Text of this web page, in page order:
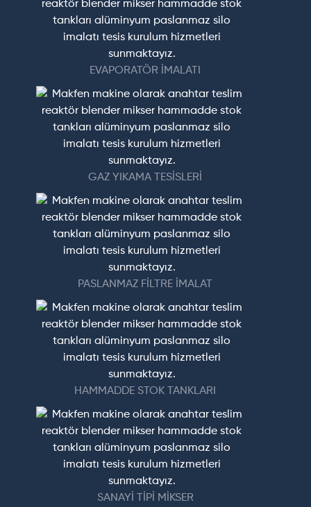
EVAPORATÖR İMALATI
GAZ YIKAMA TESİSLERİ
PASLANMAZ FİLTRE İMALAT
HAMMADDE STOK TANKLARI
SANAYİ TİPİ MİKSER